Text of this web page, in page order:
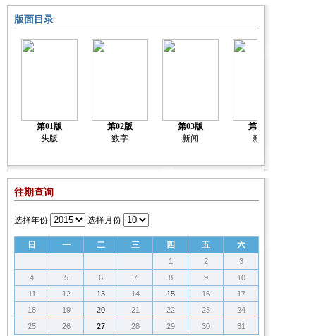
版面目录
第01版
头版
第02版
数字
第03版
新闻
第04版
新闻
往期查询
选择年份 选择月份
日 一 二 三 四 五 六
1 2
3
4
5 6 7 8 9
10
11
12 13 14 15 16
17
18
19 20 21 22 23
24
25
26 27 28 29 30 31